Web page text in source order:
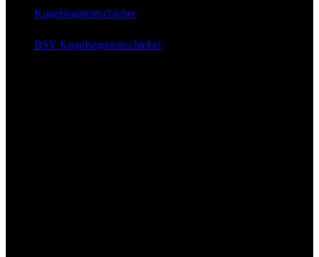
Kugelsegmentschieber
BSV Kugelsegmentschieber